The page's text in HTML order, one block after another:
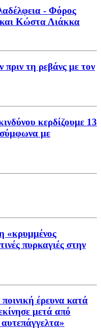
- Φόρος
Κώστα Λιάκκα
τη ρεβάνς με τον
κερδίζουμε 13
σύμφωνα με
«κρυμμένος
πυρκαγιές στην
ποινική έρευνα κατά
μετά από